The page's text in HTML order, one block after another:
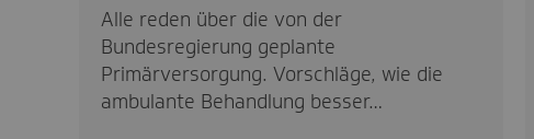
Alle reden über die von der
Bundesregierung geplante
Primärversorgung. Vorschläge, wie die
ambulante Behandlung besser…